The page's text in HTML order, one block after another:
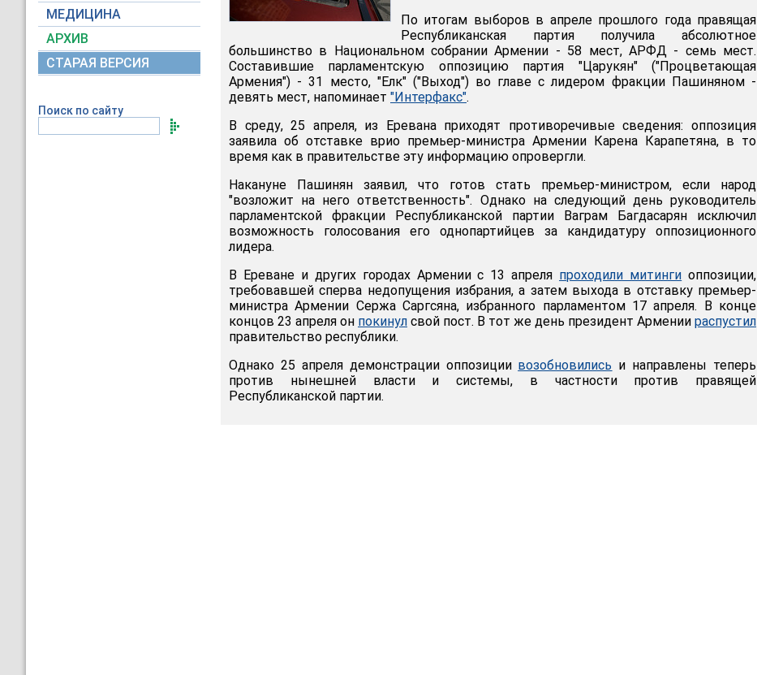
МЕДИЦИНА
АРХИВ
СТАРАЯ ВЕРСИЯ
Поиск по сайту
По итогам выборов в апреле прошлого года правящая
Республиканская партия получила абсолютное
большинство в Национальном собрании Армении - 58 мест, АРФД - семь мест.
Составившие парламентскую оппозицию партия "Царукян" ("Процветающая
Армения") - 31 место, "Елк" ("Выход") во главе с лидером фракции Пашиняном -
девять мест, напоминает "Интерфакс".
В среду, 25 апреля, из Еревана приходят противоречивые сведения: оппозиция
заявила об отставке врио премьер-министра Армении Карена Карапетяна, в то
время как в правительстве эту информацию опровергли.
Накануне Пашинян заявил, что готов стать премьер-министром, если народ
"возложит на него ответственность". Однако на следующий день руководитель
парламентской фракции Республиканской партии Ваграм Багдасарян исключил
возможность голосования его однопартийцев за кандидатуру оппозиционного
лидера.
В Ереване и других городах Армении с 13 апреля проходили митинги оппозиции,
требовавшей сперва недопущения избрания, а затем выхода в отставку премьер-
министра Армении Сержа Саргсяна, избранного парламентом 17 апреля. В конце
концов 23 апреля он покинул свой пост. В тот же день президент Армении распустил
правительство республики.
Однако 25 апреля демонстрации оппозиции возобновились и направлены теперь
против нынешней власти и системы, в частности против правящей
Республиканской партии.